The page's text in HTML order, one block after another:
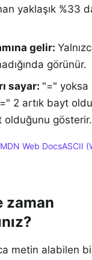
yaklaşık %33
gelir:
görünür.
sayar: "=" yoksa
2 artık bayt
olduğunu gösterir.
MDN Web DocsASCII
zaman
metin alabilen